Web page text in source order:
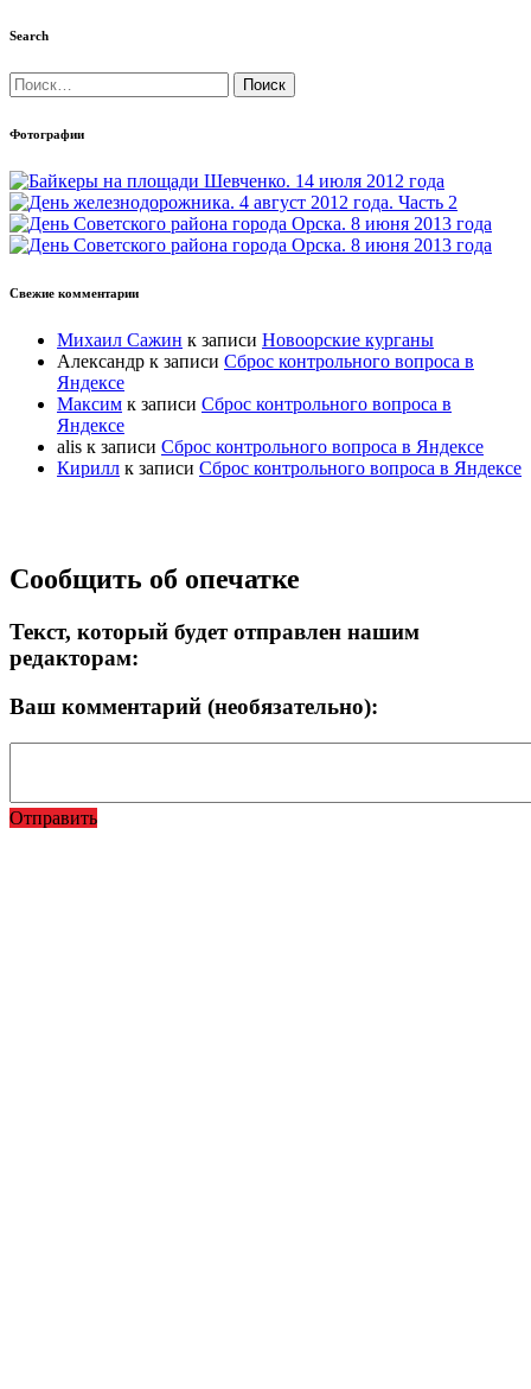
Search
Найти:
Фотографии
Свежие комментарии
Михаил Сажин к записи Новоорские курганы
Александр к записи Сброс контрольного вопроса в
Яндексе
Максим к записи Сброс контрольного вопроса в
Яндексе
alis к записи Сброс контрольного вопроса в Яндексе
Кирилл к записи Сброс контрольного вопроса в Яндексе
Прокрутка
вверх
Сообщить об опечатке
Текст, который будет отправлен нашим
редакторам:
Ваш комментарий (необязательно):
Отправить